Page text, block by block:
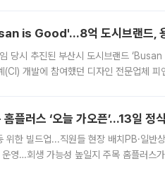
is Good'…8억 도시브랜드,
당시 추진된 부산시 도시브랜드
(CI) 개발에 참여했던 디자인 전문업체
플러스 ‘오늘 가오픈’...13일 정
한 빌드업...직원들 현장 배치PB·일반
운영…회생 가능성 높일지 주목 홈플러스